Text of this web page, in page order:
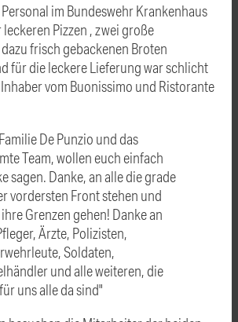
im Bundeswehr Krankenhaus
Pizzen , zwei große
frisch gebackenen Broten
für die leckere Lieferung war schlicht
vom Buonissimo und Ristorante
De Punzio und das
Team, wollen euch einfach
sagen. Danke, an alle die grade
vordersten Front stehen und
Grenzen gehen! Danke an
Ärzte, Polizisten,
Soldaten,
und alle weiteren, die
uns alle da sind"